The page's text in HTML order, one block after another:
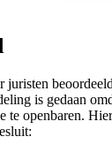
juristen
is gedaan
te openbaren.